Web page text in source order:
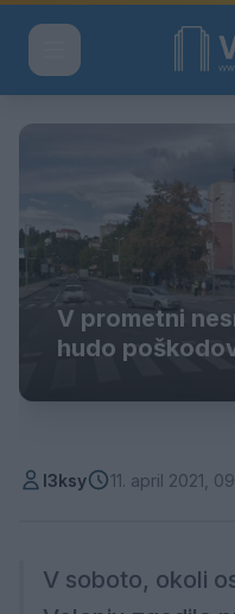
V prometni
hudo
l3ksy 11. april 2021,
V soboto, okoli